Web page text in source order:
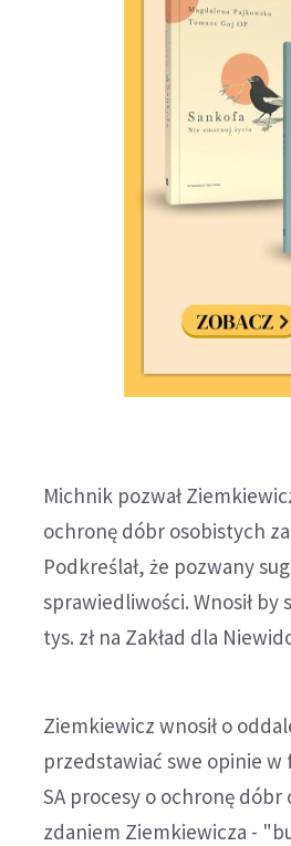
Michnik pozwał
ochronę dóbr osobistych
Podkreślał, że pozwany
sprawiedliwości. Wnosił by
tys. zł na Zakład dla
Ziemkiewicz wnosił o
przedstawiać swe opinie
SA procesy o ochronę dóbr
zdaniem Ziemkiewicza -